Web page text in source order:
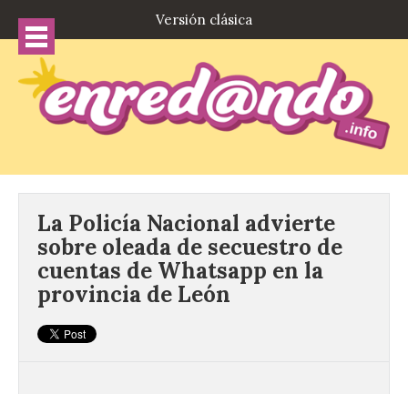
Versión clásica
La Policía Nacional advierte
sobre oleada de secuestro de
cuentas de Whatsapp en la
provincia de León